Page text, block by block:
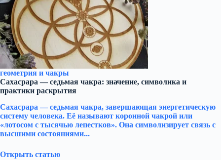
геометрия и чакры
Сахасрара — седьмая чакра: значение, символика и
практики раскрытия
Сахасрара — седьмая чакра, завершающая энергетическую
систему человека. Её называют коронной чакрой или
«лотосом с тысячью лепестков». Она символизирует связь с
высшими состояниями...
Открыть статью